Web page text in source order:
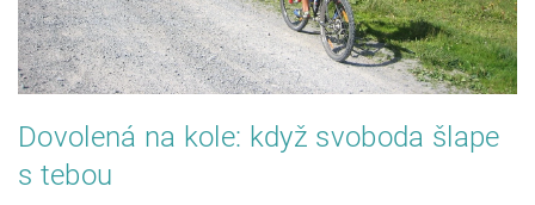
Dovolená na kole: když svoboda šlape
s tebou